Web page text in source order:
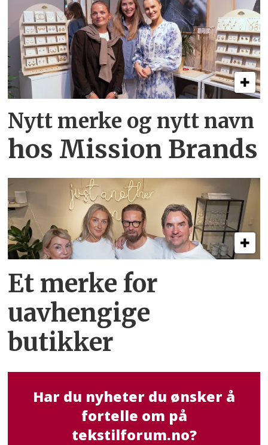
Nytt merke og nytt navn
hos Mission Brands
Et merke for
uavhengige
butikker
Har du nyheter du ønsker å
fortelle om på
tekstilforum.no?